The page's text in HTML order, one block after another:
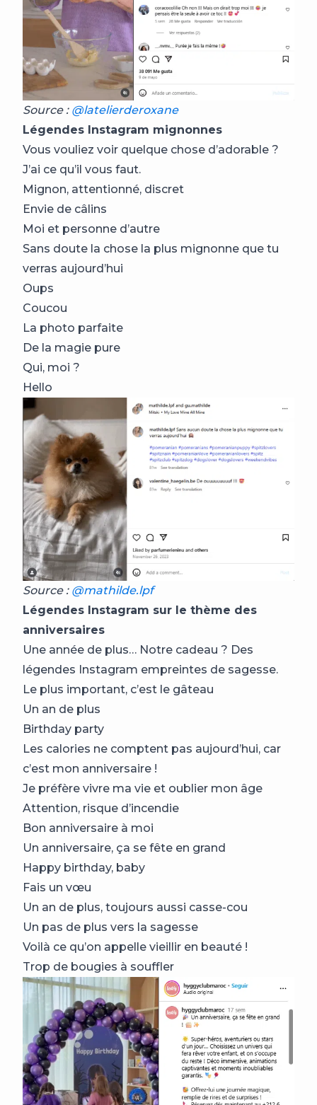
Source : @latelierderoxane
Légendes Instagram mignonnes
Vous vouliez voir quelque chose d’adorable ?
J’ai ce qu’il vous faut.
Mignon, attentionné, discret
Envie de câlins
Moi et personne d’autre
Sans doute la chose la plus mignonne que tu
verras aujourd’hui
Oups
Coucou
La photo parfaite
De la magie pure
Qui, moi ?
Hello
Source : @mathilde.lpf
Légendes Instagram sur le thème des
anniversaires
Une année de plus… Notre cadeau ? Des
légendes Instagram empreintes de sagesse.
Le plus important, c’est le gâteau
Un an de plus
Birthday party
Les calories ne comptent pas aujourd’hui, car
c’est mon anniversaire !
Je préfère vivre ma vie et oublier mon âge
Attention, risque d’incendie
Bon anniversaire à moi
Un anniversaire, ça se fête en grand
Happy birthday, baby
Fais un vœu
Un an de plus, toujours aussi casse-cou
Un pas de plus vers la sagesse
Voilà ce qu’on appelle vieillir en beauté !
Trop de bougies à souffler